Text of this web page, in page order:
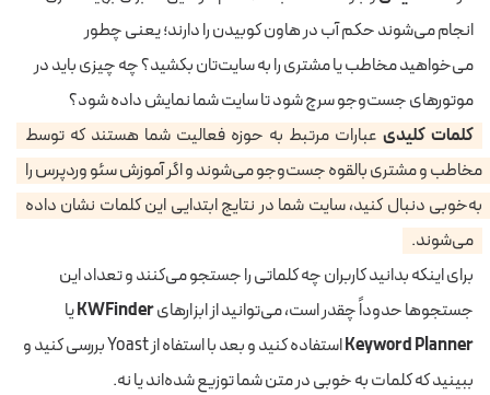
انجام می‌شوند حکم آب در هاون کوبیدن را دارند؛ یعنی چطور
می‌خواهید مخاطب یا مشتری را به سایت‌تان بکشید؟ چه چیزی باید در
موتورهای جست‌وجو سرچ شود تا سایت شما نمایش داده شود؟
کلمات کلیدی عبارات مرتبط به حوزه فعالیت شما هستند که توسط
مخاطب و مشتری بالقوه جست‌و‌جو می‌شوند و اگر آموزش سئو وردپرس را
به‌خوبی دنبال کنید، سایت شما در نتایج ابتدایی این کلمات نشان داده
می‌شوند.
برای اینکه بدانید کاربران چه کلماتی را جستجو می‌کنند و تعداد این
جستجوها حدوداً چقدر است، می‌توانید از ابزارهایKWFinderیا
Keyword Planner
استفاده کنید و بعد با استفاه از Yoast بررسی کنید و
ببینید که کلمات به خوبی در متن شما توزیع شده‌اند یا نه.